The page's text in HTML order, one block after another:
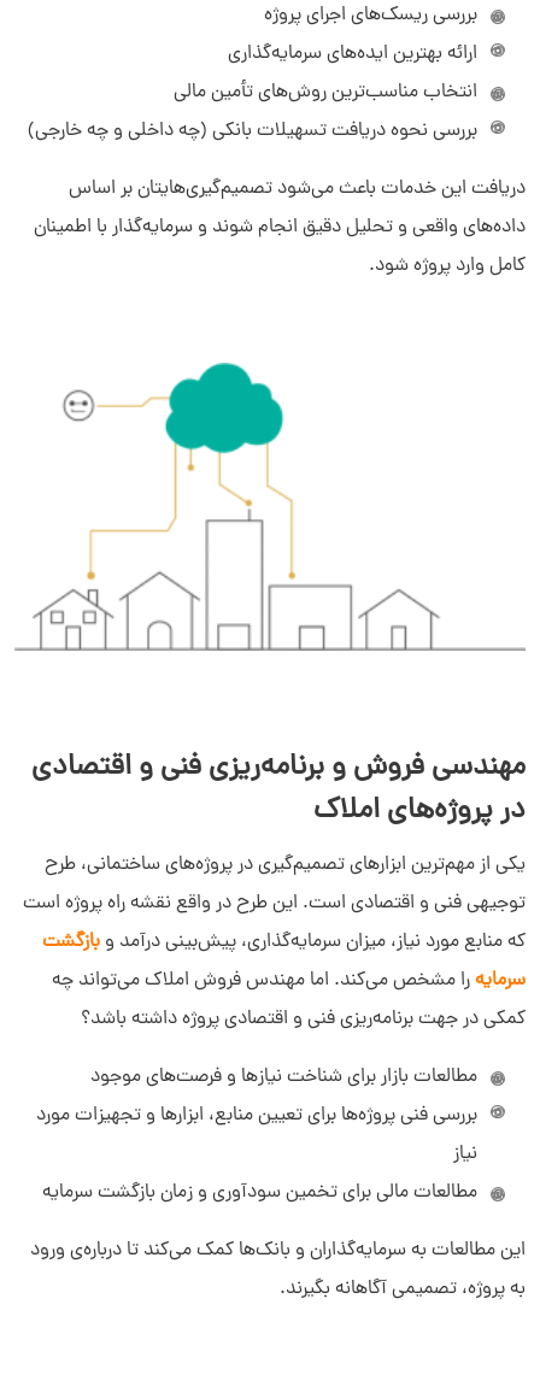
بررسی ریسک‌های اجرای پروژه
ارائه بهترین ایده‌های سرمایه‌گذاری
انتخاب مناسب‌ترین روش‌های تأمین مالی
بررسی نحوه دریافت تسهیلات بانکی (چه داخلی و چه خارجی)
دریافت این خدمات باعث می‌شود تصمیم‌گیری‌هایتان بر اساس
داده‌های واقعی و تحلیل دقیق انجام شوند و سرمایه‌گذار با اطمینان
کامل وارد پروژه شود.
مهندسی فروش و برنامه‌ریزی فنی و اقتصادی
در پروژه‌های املاک
یکی از مهم‌ترین ابزارهای تصمیم‌گیری در پروژه‌های ساختمانی، طرح
توجیهی فنی و اقتصادی است. این طرح در واقع نقشه راه پروژه است
که منابع مورد نیاز، میزان سرمایه‌گذاری، پیش‌بینی درآمد و بازگشت
سرمایهرا مشخص می‌کند. اما مهندس فروش املاک می‌تواند چه
کمکی در جهت برنامه‌ریزی فنی و اقتصادی پروژه داشته باشد؟
مطالعات بازار برای شناخت نیازها و فرصت‌های موجود
بررسی فنی پروژه‌ها برای تعیین منابع، ابزارها و تجهیزات مورد
نیاز
مطالعات مالی برای تخمین سودآوری و زمان بازگشت سرمایه
این مطالعات به سرمایه‌گذاران و بانک‌ها کمک می‌کند تا درباره‌ی ورود
به پروژه، تصمیمی آگاهانه بگیرند.